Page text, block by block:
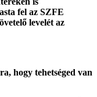
fel az SZFE
levelét az
hogy tehetséged van